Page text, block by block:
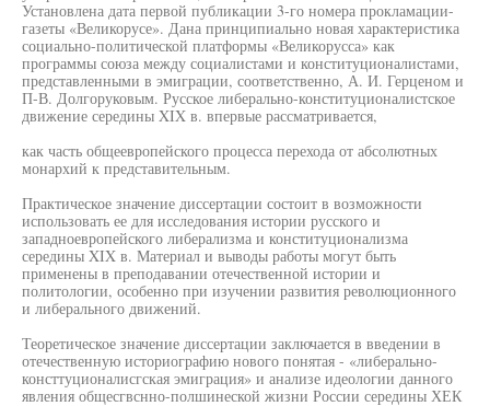
Установлена дата первой публикации 3-го номера прокламации-
газеты «Великорусе». Дана принципиально новая характеристика
социально-политической платформы «Великорусса» как
программы союза между социалистами и конституционалистами,
представленными в эмиграции, соответственно, А. И. Герценом и
П-В. Долгоруковым. Русское либерально-конституционалистское
движение середины XIX в. впервые рассматривается,
как часть общеевропейского процесса перехода от абсолютных
монархий к представительным.
Практическое значение диссертации состоит в возможности
использовать ее для исследования истории русского и
западноевропейского либерализма и конституционализма
середины XIX в. Материал и выводы работы могут быть
применены в преподавании отечественной истории и
политологии, особенно при изучении развития революционного
и либерального движений.
Теоретическое значение диссертации заключается в введении в
отечественную историографию нового понятая - «либерально-
консттуционалисгская эмиграция» и анализе идеологии данного
явления общесгвснно-полшинеской жизни России середины ХЕК